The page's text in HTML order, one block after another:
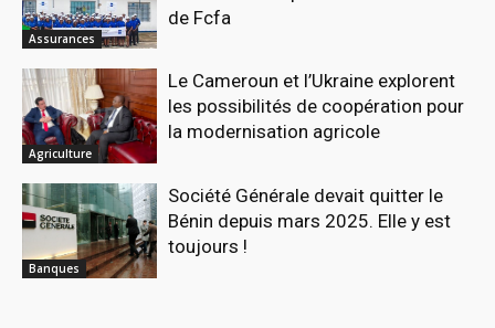
Assurances
de Fcfa
Agriculture
Le Cameroun et l’Ukraine explorent
les possibilités de coopération pour
la modernisation agricole
Banques
Société Générale devait quitter le
Bénin depuis mars 2025. Elle y est
toujours !